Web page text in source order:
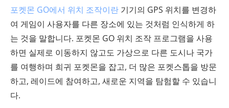
포켓몬 GO에서 위치 조작이란 기기의 GPS 위치를 변경하
여 게임이 사용자를 다른 장소에 있는 것처럼 인식하게 하
는 것을 말합니다. 포켓몬 GO 위치 조작 프로그램을 사용
하면 실제로 이동하지 않고도 가상으로 다른 도시나 국가
를 여행하며 희귀 포켓몬을 잡고, 더 많은 포켓스톱을 방문
하고, 레이드에 참여하고, 새로운 지역을 탐험할 수 있습니
다.